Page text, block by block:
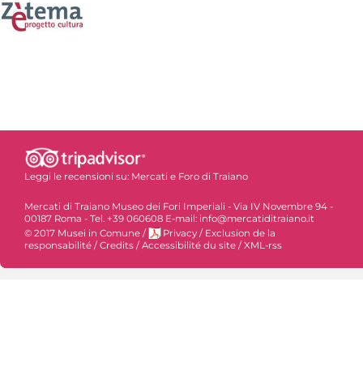
Leggi le recensioni su: Mercati e Foro di Traiano
Mercati di Traiano Museo dei Fori Imperiali - Via IV Novembre 94 -
00187 Roma - Tel. +39 060608 E-mail: info@mercatiditraiano.it
© 2017 Musei in Comune / Privacy / Exclusion de la
responsabilité / Credits / Accessibilité du site / XML-rss